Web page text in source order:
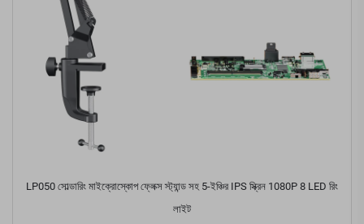
LP050 সোল্ডারিং মাইক্রোস্কোপ ফ্লেক্স স্ট্যান্ড সহ 5-ইঞ্চির IPS স্ক্রিন 1080P 8 LED রিং
লাইট